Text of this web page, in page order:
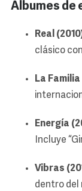
Álbumes de
Real
clásico
La Familia
Energía
Incluye
Vibras
dentro del